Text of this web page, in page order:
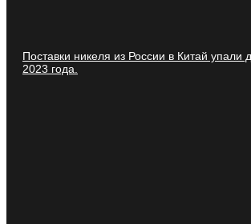
Поставки никеля из России в Китай
2023 года.